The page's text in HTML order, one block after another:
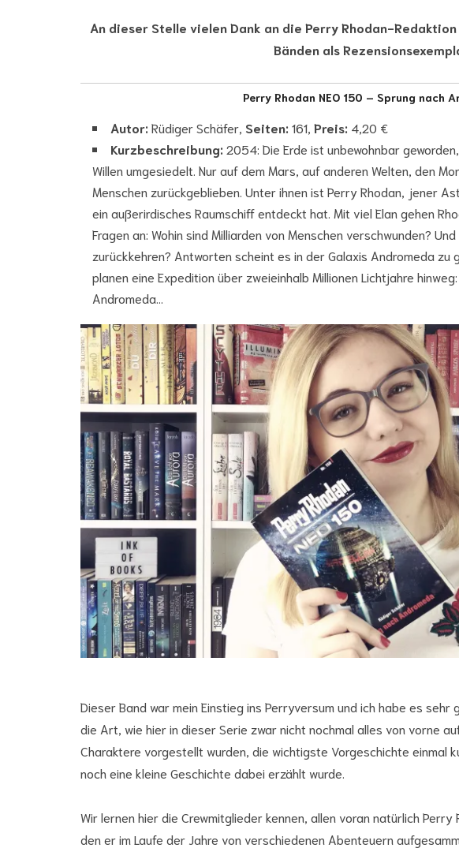
Andieser Stelle vielen Dank an die Perry Rhodan-
Bänden als
Perry Rhodan NEO 150 – Sprung nach
Autor: Rüdiger Schäfer, Seiten: 161, Preis: 4,20 €
Kurzbeschreibung: 2054: Die Erde ist unbewohnbar
Willen umgesiedelt. Nur auf dem Mars, auf anderen Welten, den
Menschen zurückgeblieben. Unter ihnen ist Perry Rhodan, jener
ein außerirdisches Raumschiff entdeckt hat. Mit viel Elan gehen
Fragen an: Wohin sind Milliarden von Menschen verschwunden?
zurückkehren? Antworten scheint es in der Galaxis Andromeda zu
planen eine Expedition über zweieinhalb Millionen Lichtjahre
Andromeda…
Dieser Band war mein Einstieg ins Perryversum und ich habe es sehr
die Art, wie hier in dieser Serie zwar nicht nochmal alles von vorne
Charaktere vorgestellt wurden, die wichtigste Vorgeschichte einmal
noch eine kleine Geschichte dabei erzählt wurde.
Wir lernen hier die Crewmitglieder kennen, allen voran natürlich Perry
den er im Laufe der Jahre von verschiedenen Abenteuern